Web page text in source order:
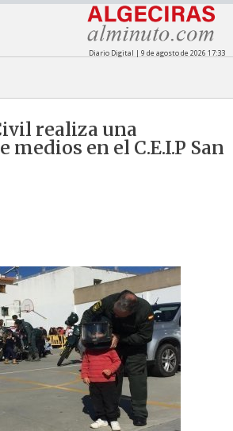
Diario Digital | 9 de agosto de 2026 17:33
realiza una
en el C.E.I.P San